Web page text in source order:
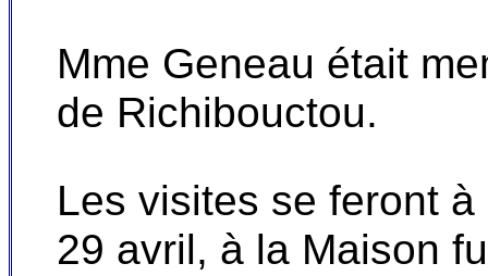
Mme Geneau était
de Richibouctou.
Les visites se feront
29 avril, à la Maison